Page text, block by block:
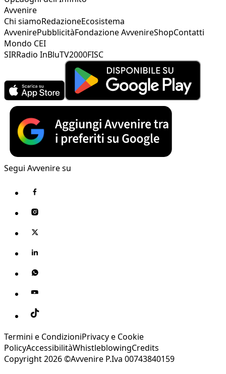
Avvenire
Chi siamoRedazioneEcosistema
AvvenirePubblicitàFondazione AvvenireShopContatti
Mondo CEI
SIRRadio InBluTV2000FISC
Segui Avvenire su
Termini e CondizioniPrivacy e Cookie
PolicyAccessibilitàWhistleblowingCredits
Copyright 2026 ©Avvenire P.Iva 00743840159